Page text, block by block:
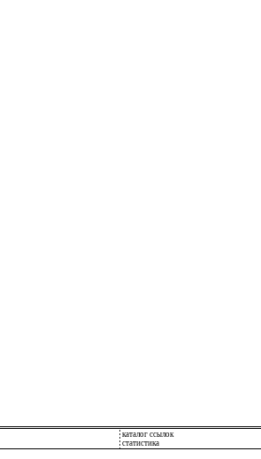
каталог ссылок
статистика